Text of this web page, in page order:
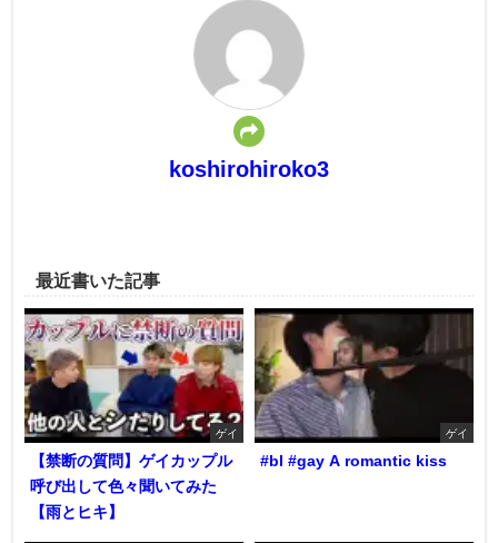
koshirohiroko3
最近書いた記事
ゲイ
【禁断の質問】ゲイカップル
呼び出して色々聞いてみた
【雨とヒキ】
ゲイ
#bl #gay A romantic kiss